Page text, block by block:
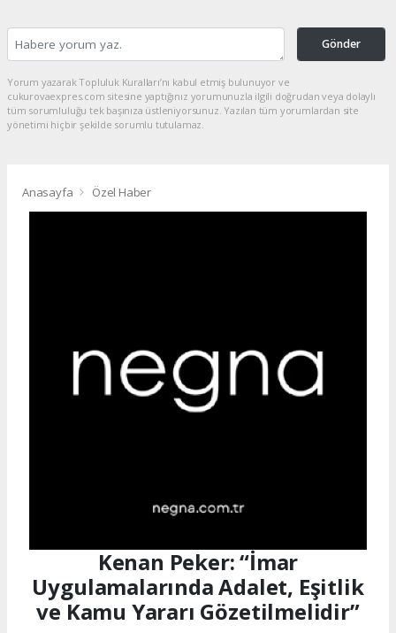
Gönder
Yorum yazarak Topluluk Kuralları’nı kabul etmiş bulunuyor ve
cukurovaexpres.com sitesine yaptığınız yorumunuzla ilgili doğrudan veya dolaylı
tüm sorumluluğu tek başınıza üstleniyorsunuz. Yazılan tüm yorumlardan site
yönetimi hiçbir şekilde sorumlu tutulamaz.
Anasayfa Özel Haber
Kenan Peker: “İmar
Uygulamalarında Adalet, Eşitlik
ve Kamu Yararı Gözetilmelidir”